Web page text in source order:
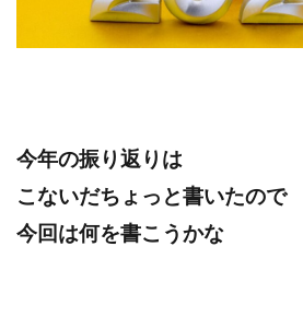
今年の振り返りは
こないだちょっと書いたので
今回は何を書こうかな